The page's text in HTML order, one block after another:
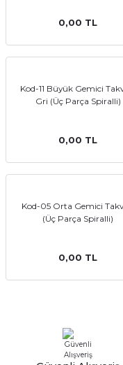
Kağıdı
0,00 TL
Kod-11 Büyük Gemici
Gri (Üç Parça Spiralli)
0,00 TL
Kod-05 Orta Gemici
(Üç Parça Spiralli)
0,00 TL